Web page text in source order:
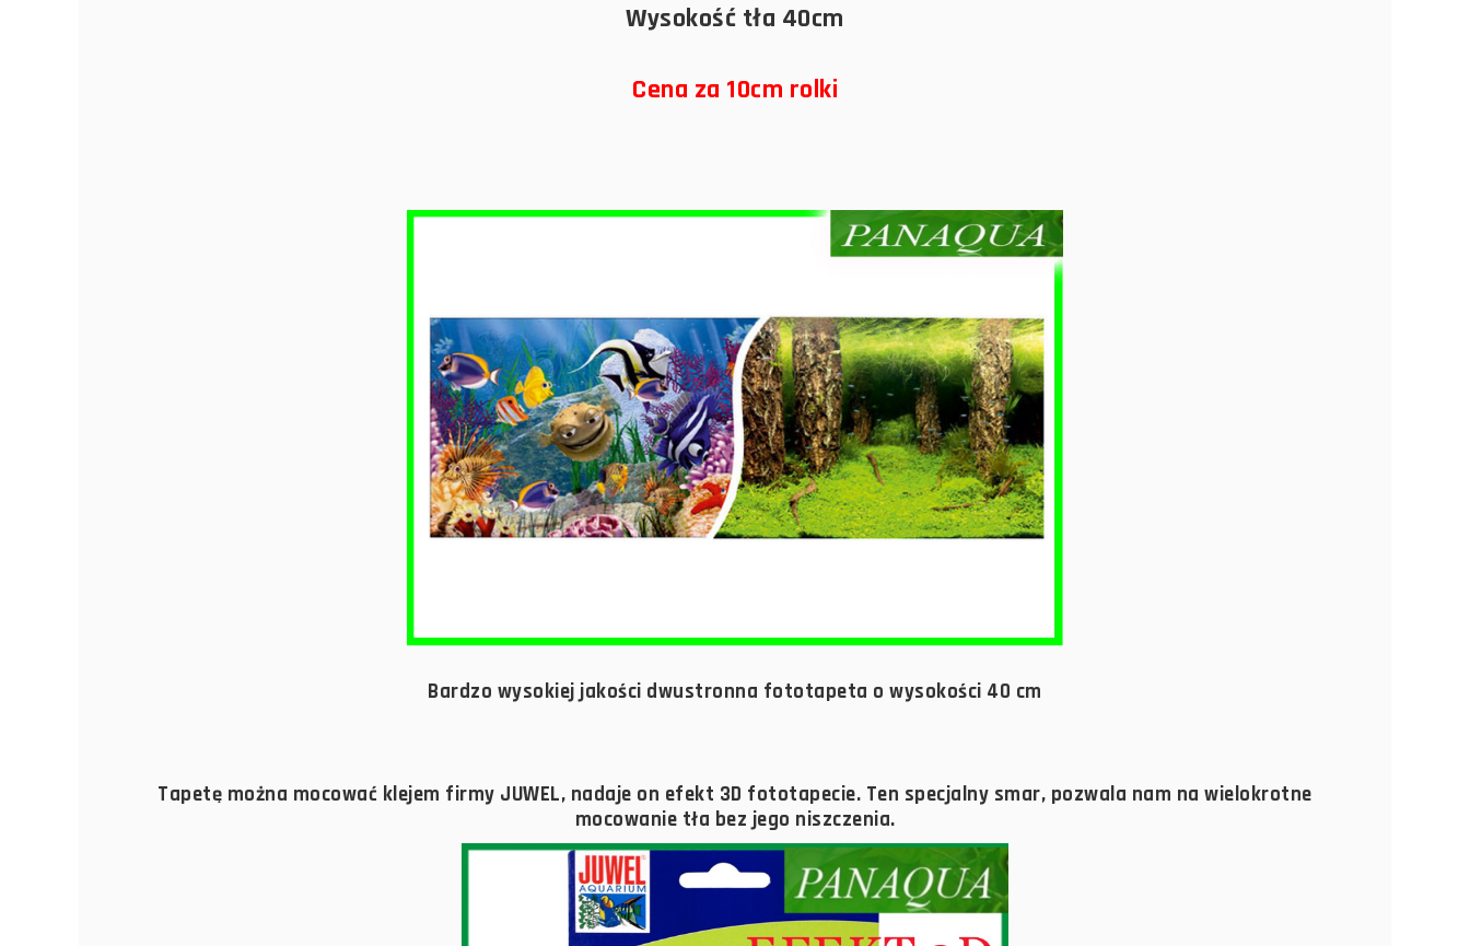
Wysokość tła 40cm
Cena za 10cm rolki
Bardzo wysokiej jakości dwustronna fototapeta o wysokości 40 cm
Tapetę można mocować klejem firmy JUWEL, nadaje on efekt 3D fototapecie. Ten specjalny smar, pozwala nam na wielokrotne
mocowanie tła bez jego niszczenia.